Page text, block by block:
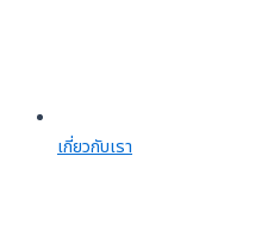
เกี่ยวกับเรา